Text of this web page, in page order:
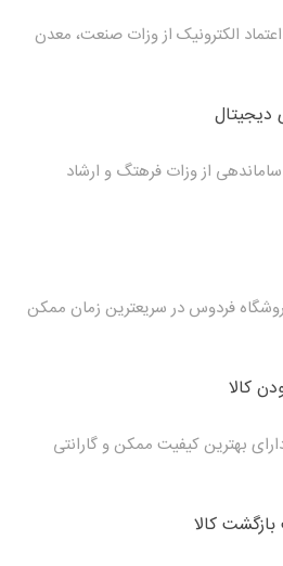
الکترونیک از وزات صنعت، معدن
دیجیتال
از وزات فرهتگ و ارشاد
فردوس در سریعترین زمان ممکن
کالا
بهترین کیفیت ممکن و گارانتی
کالا